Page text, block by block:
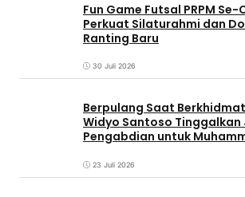
Fun Game Futsal PRPM
Perkuat Silaturahmi dan
Ranting Baru
30 Juli 2026
Berpulang Saat
Widyo Santoso Tinggalkan
Pengabdian untuk
23 Juli 2026